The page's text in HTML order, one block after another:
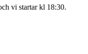
vi startar kl 18:30.